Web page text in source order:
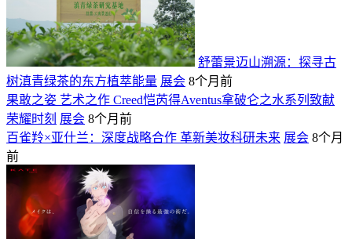
舒蕾景迈山溯源：探寻古
树滇青绿茶的东方植萃能量 展会 8个月前
果敢之姿 艺术之作 Creed恺芮得Aventus拿破仑之水系列致献
荣耀时刻 展会 8个月前
百雀羚×亚什兰：深度战略合作 革新美妆科研未来 展会 8个月
前